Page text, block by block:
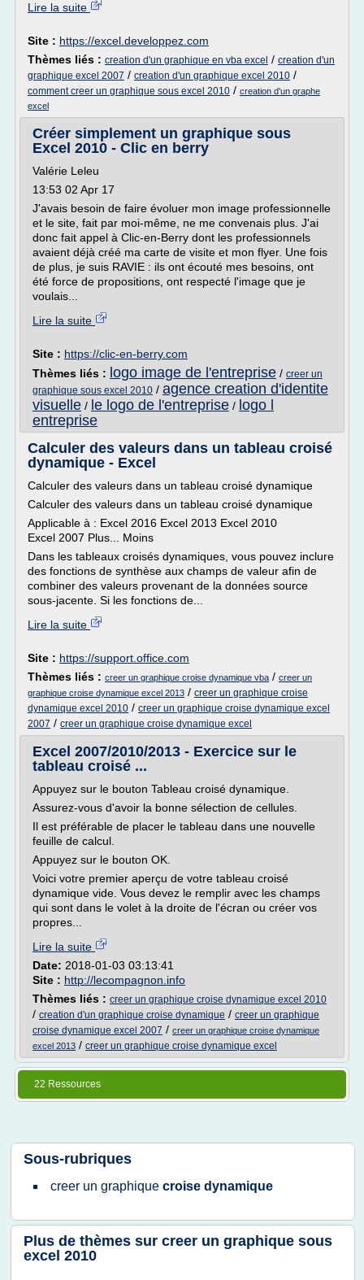
Lire la suite
Site : https://excel.developpez.com
Thèmes liés : creation d'un graphique en vba excel / creation d'un
graphique excel 2007 / creation d'un graphique excel 2010 /
comment creer un graphique sous excel 2010 / creation d'un graphe
excel
Créer simplement un graphique sous
Excel 2010 - Clic en berry
Valérie Leleu
13:53 02 Apr 17
J'avais besoin de faire évoluer mon image professionnelle
et le site, fait par moi-même, ne me convenais plus. J'ai
donc fait appel à Clic-en-Berry dont les professionnels
avaient déjà créé ma carte de visite et mon flyer. Une fois
de plus, je suis RAVIE : ils ont écouté mes besoins, ont
été force de propositions, ont respecté l'image que je
voulais...
Lire la suite
Site : https://clic-en-berry.com
Thèmes liés : logo image de l'entreprise / creer un
graphique sous excel 2010 / agence creation d'identite
visuelle / le logo de l'entreprise / logo l
entreprise
Calculer des valeurs dans un tableau croisé
dynamique - Excel
Calculer des valeurs dans un tableau croisé dynamique
Calculer des valeurs dans un tableau croisé dynamique
Applicable à : Excel 2016 Excel 2013 Excel 2010
Excel 2007 Plus... Moins
Dans les tableaux croisés dynamiques, vous pouvez inclure
des fonctions de synthèse aux champs de valeur afin de
combiner des valeurs provenant de la données source
sous-jacente. Si les fonctions de...
Lire la suite
Site : https://support.office.com
Thèmes liés : creer un graphique croise dynamique vba / creer un
graphique croise dynamique excel 2013 / creer un graphique croise
dynamique excel 2010 / creer un graphique croise dynamique excel
2007 / creer un graphique croise dynamique excel
Excel 2007/2010/2013 - Exercice sur le
tableau croisé ...
Appuyez sur le bouton Tableau croisé dynamique.
Assurez-vous d'avoir la bonne sélection de cellules.
Il est préférable de placer le tableau dans une nouvelle
feuille de calcul.
Appuyez sur le bouton OK.
Voici votre premier aperçu de votre tableau croisé
dynamique vide. Vous devez le remplir avec les champs
qui sont dans le volet à la droite de l'écran ou créer vos
propres...
Lire la suite
Date: 2018-01-03 03:13:41
Site : http://lecompagnon.info
Thèmes liés : creer un graphique croise dynamique excel 2010
/ creation d'un graphique croise dynamique / creer un graphique
croise dynamique excel 2007 / creer un graphique croise dynamique
excel 2013 / creer un graphique croise dynamique excel
22 Ressources
Sous-rubriques
creer un graphique croise dynamique
Plus de thèmes sur creer un graphique sous
excel 2010